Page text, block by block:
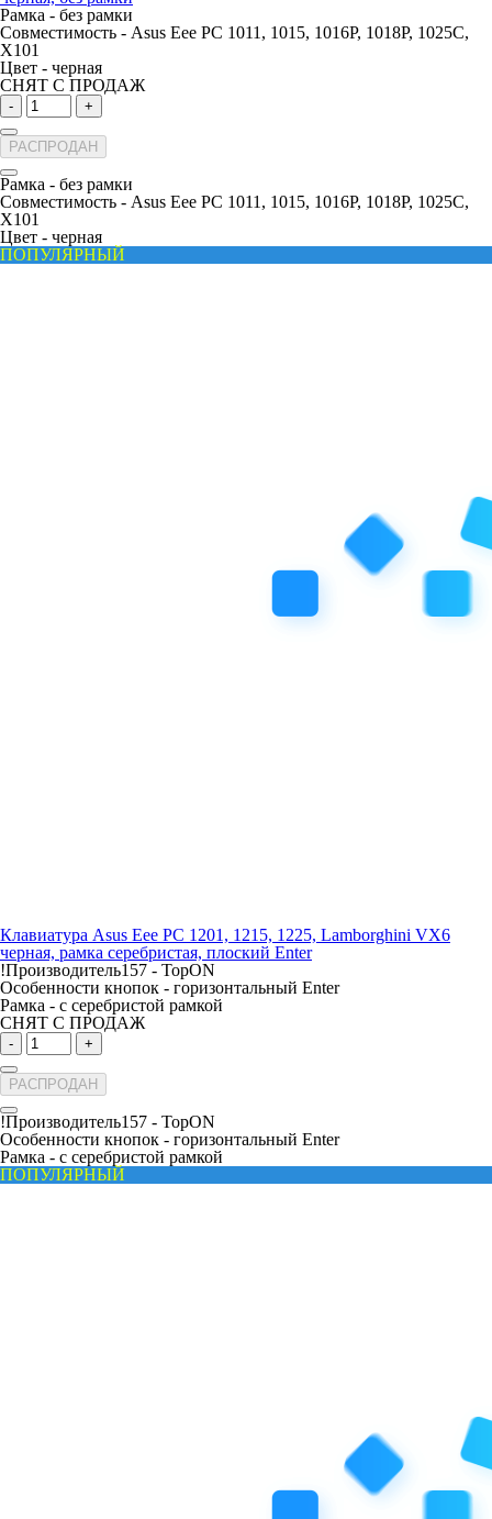
Рамка - без рамки
Совместимость - Asus Eee PC 1011, 1015, 1016P, 1018P, 1025C,
X101
Цвет - черная
СНЯТ С ПРОДАЖ
- +
РАСПРОДАН
Рамка - без рамки
Совместимость - Asus Eee PC 1011, 1015, 1016P, 1018P, 1025C,
X101
Цвет - черная
ПОПУЛЯРНЫЙ
Клавиатура Asus Eee PC 1201, 1215, 1225, Lamborghini VX6
черная, рамка серебристая, плоский Enter
!Производитель157 - TopON
Особенности кнопок - горизонтальный Enter
Рамка - с серебристой рамкой
СНЯТ С ПРОДАЖ
- +
РАСПРОДАН
!Производитель157 - TopON
Особенности кнопок - горизонтальный Enter
Рамка - с серебристой рамкой
ПОПУЛЯРНЫЙ